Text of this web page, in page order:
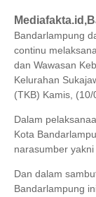
Bandarlampung
continu
dan Wawasan
Kelurahan
(TKB) Kamis, (10/
Dalam
Kota
narasumber
Dan dalam
Bandarlampung